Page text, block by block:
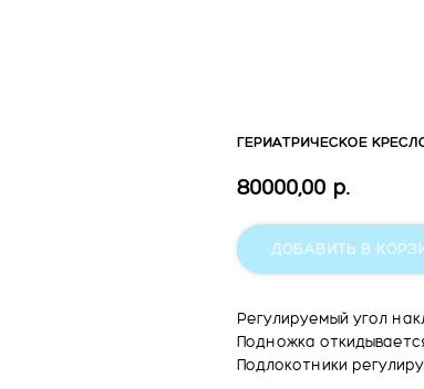
ГЕРИАТРИЧЕСКОЕ КРЕСЛО
80000,00 р.
ДОБАВИТЬ В
Регулируемый угол
Подножка
Подлокотники